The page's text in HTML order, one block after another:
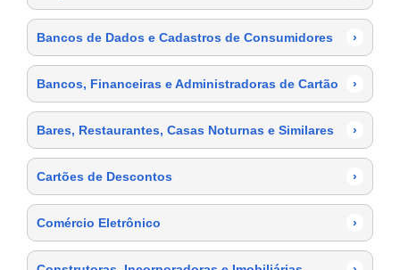
Bancos de Dados e Cadastros de Consumidores ›
Bancos, Financeiras e Administradoras de Cartão ›
Bares, Restaurantes, Casas Noturnas e Similares ›
Cartões de Descontos ›
Comércio Eletrônico ›